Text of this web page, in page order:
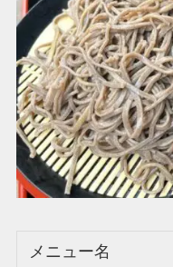
メニュー名